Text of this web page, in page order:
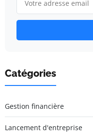
Catégories
Gestion financière
Lancement d'entreprise